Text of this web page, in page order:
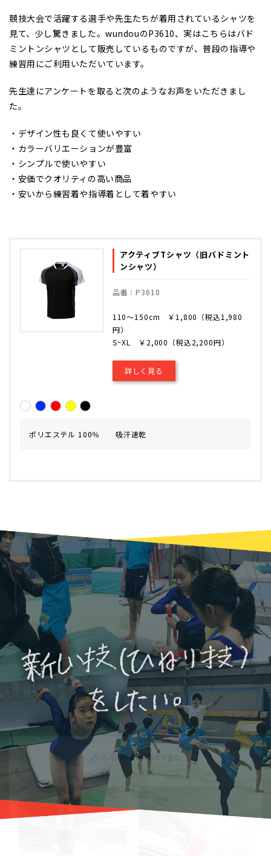
競技大会で活躍する選手や先生たちが着用されているシャツを
見て、少し驚きました。wundouのP3610、実はこちらはバド
ミントンシャツとして販売しているものですが、普段の指導や
練習用にご利用いただいています。
先生達にアンケートを取ると次のようなお声をいただきまし
た。
・デザイン性も良くて使いやすい
・カラーバリエーションが豊富
・シンプルで使いやすい
・安価でクオリティの高い商品
・安いから練習着や指導着として着やすい
アクティブTシャツ（旧バドミント
ンシャツ）
品番：P3610
110～150cm ￥1,800（税込1,980
円）
S~XL ￥2,000（税込2,200円）
詳しく見る
ポリエステル 100％ 吸汗速乾
みんなのchallenge